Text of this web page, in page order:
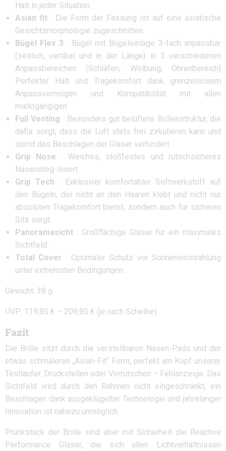
Halt in jeder Situation.
Asian fit : Die Form der Fassung ist auf eine asiatische
Gesichtsmorphologie zugeschnitten.
Bügel Flex 3 : Bügel mit Bügeleinlage 3-fach anpassbar
(seitlich, vertikal und in der Länge) in 3 verschiedenen
Anpassbereichen (Schläfen, Wölbung, Ohrenbereich)
Perfekter Halt und Tragekomfort dank grenzenlosem
Anpassvermögen und Kompatibilität mit allen
marktgängigen
Full Venting : Besonders gut belüftete Brillenstruktur, die
dafür sorgt, dass die Luft stets frei zirkulieren kann und
somit das Beschlagen der Gläser verhindert.
Grip Nose : Weiches, stoßfestes und rutschsicheres
Nasensteg-Insert.
Grip Tech : Exklusiver komfortabler Softwerkstoff auf
den Bügeln, der nicht an den Haaren klebt und nicht nur
absoluten Tragekomfort bietet, sondern auch für sicheren
Sitz sorgt.
Panoramasicht : Großflächige Gläser für ein maximales
Sichtfeld.
Total Cover : Optimaler Schutz vor Sonneneinstrahlung
unter extremsten Bedingungen.
Gewicht: 38 g
UVP: 119,95 € – 209,95 € (je nach Scheibe)
Fazit
Die Brille sitzt durch die verstellbaren Nasen-Pads und der
etwas schmäleren „Asian-Fit“ Form, perfekt am Kopf unserer
Testläufer. Druckstellen oder Verrutschen – Fehlanzeige. Das
Sichtfeld wird durch den Rahmen nicht eingeschränkt, ein
Beschlagen dank ausgeklügelter Technologie und jahrelanger
Innovation ist nahezu unmöglich.
Prunkstück der Brille sind aber mit Sicherheit die Reactive
Performance Gläser, die sich allen Lichtverhältnissen